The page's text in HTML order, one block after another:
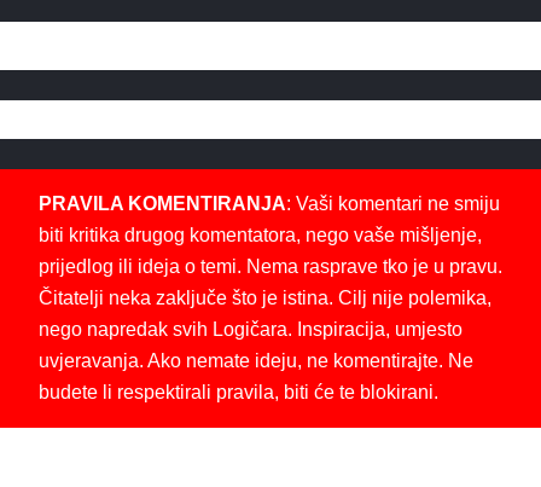
PRAVILA KOMENTIRANJA: Vaši komentari ne smiju
biti kritika drugog komentatora, nego vaše mišljenje,
prijedlog ili ideja o temi. Nema rasprave tko je u pravu.
Čitatelji neka zaključe što je istina. Cilj nije polemika,
nego napredak svih Logičara. Inspiracija, umjesto
uvjeravanja. Ako nemate ideju, ne komentirajte. Ne
budete li respektirali pravila, biti će te blokirani.